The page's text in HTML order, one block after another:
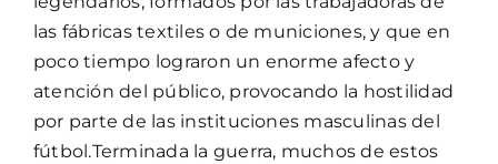
las fábricas textiles o de municiones, y que en
poco tiempo lograron un enorme afecto y
atención del público, provocando la hostilidad
por parte de las instituciones masculinas del
fútbol.Terminada la guerra, muchos de estos